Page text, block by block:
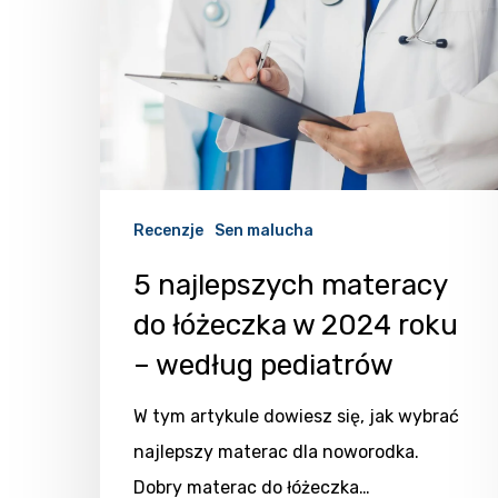
Naciśnij Enter, aby wyszukać lub ESC, aby
Recenzje Sen malucha
5 najlepszych materacy
do łóżeczka w 2024 roku
– według pediatrów
W tym artykule dowiesz się, jak wybrać
najlepszy materac dla noworodka.
Dobry materac do łóżeczka…